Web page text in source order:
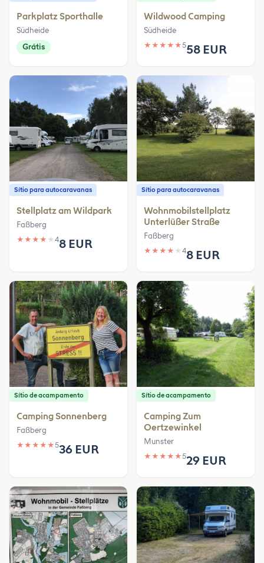
Parkplatz Sporthalle
Südheide
Grátis
Wildwood Camping
Südheide
★ ★ ★ ★ ★558 EUR
Sítio para autocaravanas
Stellplatz am Wildpark
Faßberg
★ ★ ★ ★ ★ 48 EUR
Sítio para autocaravanas
Wohnmobilstellplatz
Unterlüßer Straße
Faßberg
★ ★ ★ ★ ★ 48 EUR
Sítio de acampamento
Camping Sonnenberg
Faßberg
★ ★ ★ ★ ★536 EUR
Sítio de acampamento
Camping Zum
Oertzewinkel
Munster
★ ★ ★ ★ ★529 EUR